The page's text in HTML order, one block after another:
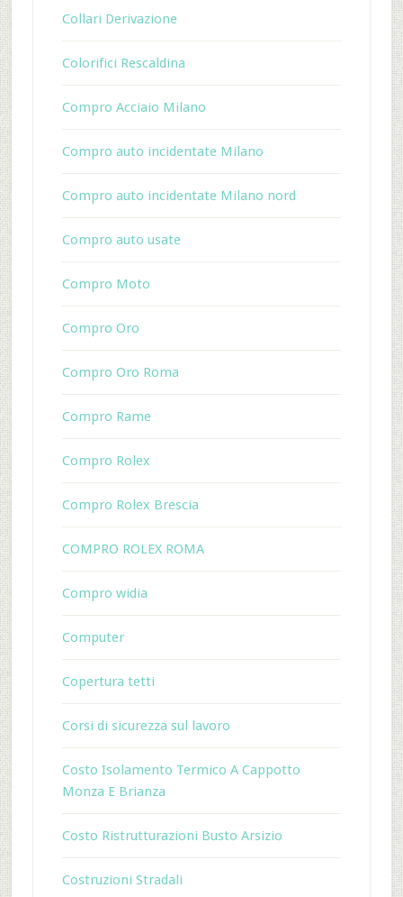
Collari Derivazione
Colorifici Rescaldina
Compro Acciaio Milano
Compro auto incidentate Milano
Compro auto incidentate Milano nord
Compro auto usate
Compro Moto
Compro Oro
Compro Oro Roma
Compro Rame
Compro Rolex
Compro Rolex Brescia
COMPRO ROLEX ROMA
Compro widia
Computer
Copertura tetti
Corsi di sicurezza sul lavoro
Costo Isolamento Termico A Cappotto
Monza E Brianza
Costo Ristrutturazioni Busto Arsizio
Costruzioni Stradali